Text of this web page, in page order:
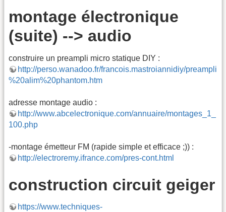
montage électronique
(suite) --> audio
construire un preampli micro statique DIY :
http://perso.wanadoo.fr/francois.mastroiannidiy/preampli
%20alim%20phantom.htm
adresse montage audio :
http://www.abcelectronique.com/annuaire/montages_1_
100.php
-montage émetteur FM (rapide simple et efficace ;)) :
http://electroremy.ifrance.com/pres-cont.html
construction circuit geiger
https://www.techniques-